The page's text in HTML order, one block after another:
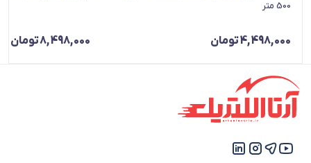
500 متر
4,498,000تومان 8,498,000تومان